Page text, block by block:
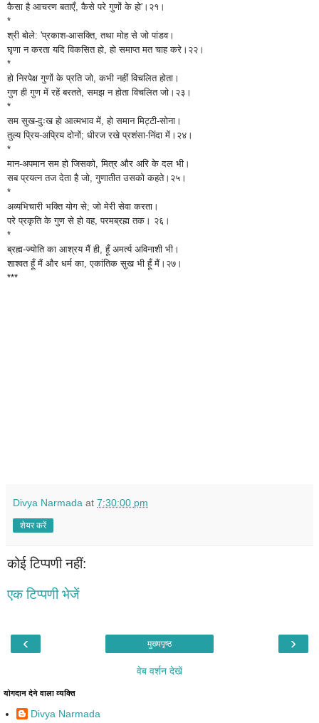
कैसा है आचरण बताएँ, कैसे परे गुणों के हो'।२१।
*
श्री बोले: 'प्रकाश-आसक्ति, तथा मोह से जो पांडव।
घृणा न करता यदि विकसित हो, हो समाप्त मत चाह करे।२२।
*
हो निरपेक्ष गुणों के प्रति जो, कभी नहीं विचलित होता।
गुण ही गुण में रहें बरतते, समझ न होता विचलित जो।२३।
*
सम सुख-दुःख हो आत्मभाव में, हो समान मिट्टी-सोना।
तुल्य प्रिय-अप्रिय दोनों; धीरज रखे प्रशंसा-निंदा में।२४।
*
मान-अपमान सम हो जिसको, मित्र और अरि के दल भी।
सब प्रयत्न तज देता है जो, गुणातीत उसको कहते।२५।
*
अव्यभिचारी भक्ति योग से; जो मेरी सेवा करता।
परे प्रकृति के गुण से हो वह, परमब्रह्म तक। २६।
*
ब्रह्म-ज्योति का आश्रय मैं ही, हूँ अमर्त्य अविनाशी भी।
शाश्वत हूँ मैं और धर्म का, एकांतिक सुख भी हूँ मैं।२७।
***
Divya Narmada at 7:30:00 pm
शेयर करें
कोई टिप्पणी नहीं:
एक टिप्पणी भेजें
‹ ›
मुख्यपृष्ठ
वेब वर्शन देखें
योगदान देने वाला व्यक्ति
Divya Narmada